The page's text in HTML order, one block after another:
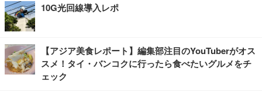
10G光回線導入レポ
【アジア美食レポート】編集部注目のYouTuberがオス
スメ！タイ・バンコクに行ったら食べたいグルメをチ
ェック